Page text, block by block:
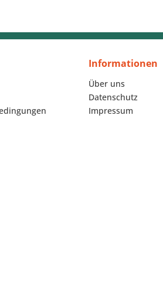
Informationen
Über uns
Datenschutz
Impressum